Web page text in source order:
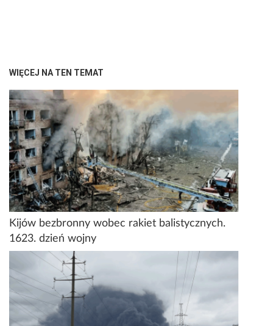
WIĘCEJ NA TEN TEMAT
Kijów bezbronny wobec rakiet balistycznych.
1623. dzień wojny